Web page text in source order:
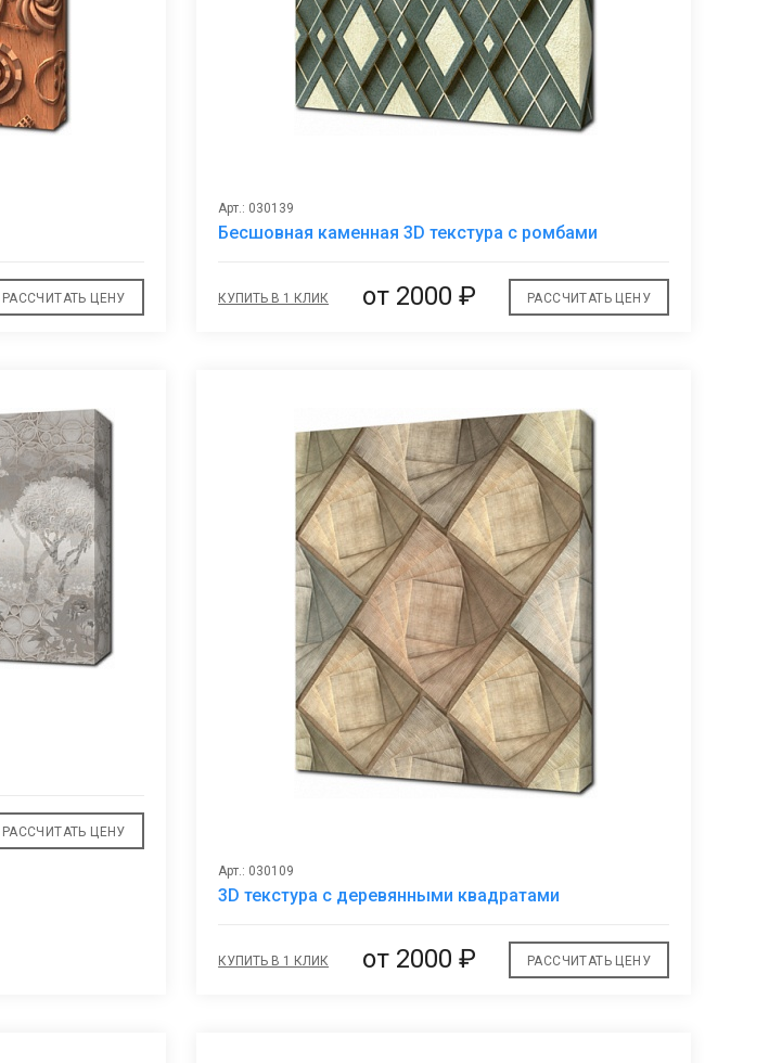
избранное
РАССЧИТАТЬ ЦЕНУ
Арт.: 030139
Бесшовная каменная 3D текстура с ромбами
КУПИТЬ В 1 КЛИК от 2000 ₽ РАССЧИТАТЬ ЦЕНУ
РАССЧИТАТЬ ЦЕНУ
Арт.: 030109
3D текстура с деревянными квадратами
КУПИТЬ В 1 КЛИК от 2000 ₽ РАССЧИТАТЬ ЦЕНУ